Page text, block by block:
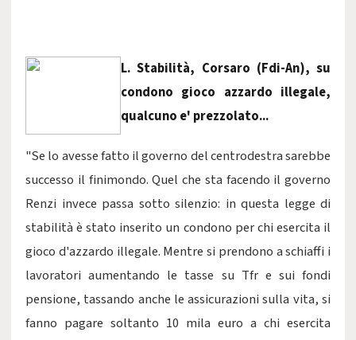
L. Stabilità, Corsaro (Fdi-An), su
condono gioco azzardo illegale,
qualcuno e' prezzolato...
"Se lo avesse fatto il governo del centrodestra sarebbe
successo il finimondo. Quel che sta facendo il governo
Renzi invece passa sotto silenzio: in questa legge di
stabilità è stato inserito un condono per chi esercita il
gioco d'azzardo illegale. Mentre si prendono a schiaffi i
lavoratori aumentando le tasse su Tfr e sui fondi
pensione, tassando anche le assicurazioni sulla vita, si
fanno pagare soltanto 10 mila euro a chi esercita